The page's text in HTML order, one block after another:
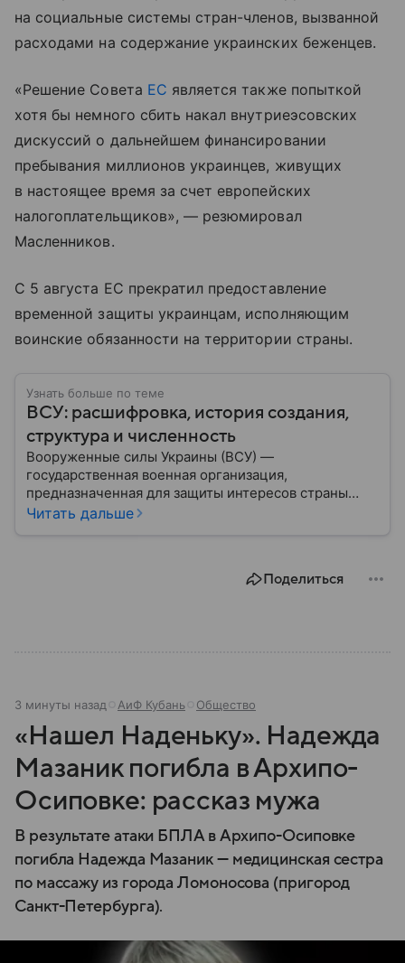
на социальные системы стран-членов, вызванной
расходами на содержание украинских беженцев.
«Решение Совета ЕС является также попыткой
хотя бы немного сбить накал внутриеэсовских
дискуссий о дальнейшем финансировании
пребывания миллионов украинцев, живущих
в настоящее время за счет европейских
налогоплательщиков», — резюмировал
Масленников.
С 5 августа ЕС прекратил предоставление
временной защиты украинцам, исполняющим
воинские обязанности на территории страны.
Узнать больше по теме
ВСУ: расшифровка, история создания,
структура и численность
Вооруженные силы Украины (ВСУ) —
государственная военная организация,
предназначенная для защиты интересов страны
военным путем. Была создана после
Читать дальше
Поделиться
3 минуты назад АиФ Кубань Общество
«Нашел Наденьку». Надежда
Мазаник погибла в Архипо-
Осиповке: рассказ мужа
В результате атаки БПЛА в Архипо-Осиповке
погибла Надежда Мазаник — медицинская сестра
по массажу из города Ломоносова (пригород
Санкт-Петербурга).